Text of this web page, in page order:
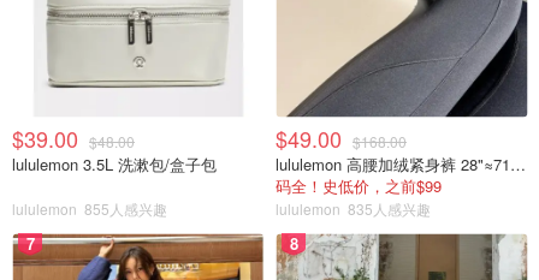
$39.00 $48.00
lululemon 3.5L 洗漱包/盒子包
lululemon 855人感兴趣
$49.00 $168.00
lululemon 高腰加绒紧身裤 28"≈71cm 5个口袋
码全！史低价，之前$99
lululemon 835人感兴趣
7 8